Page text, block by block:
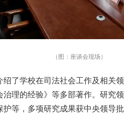
（图：座谈会现场）
绍了学校在司法社会工作及相关
治理的经验》等多部著作。研究
等，多项研究成果获中央领导